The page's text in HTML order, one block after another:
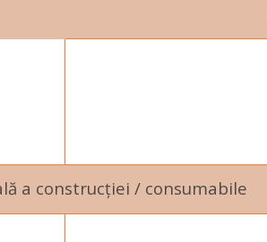
a construcției / consumabile